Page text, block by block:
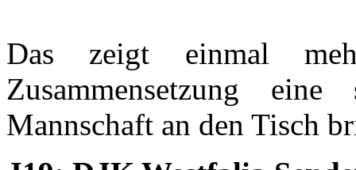
Das zeigt einmal
Zusammensetzung
Mannschaft an den Tisch